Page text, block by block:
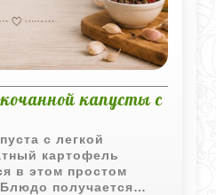
капусты с
с легкой
картофель
в этом простом
получается